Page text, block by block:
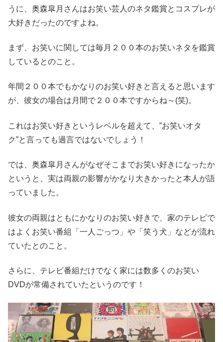
うに、奥森皐月さんはお笑い芸人のネタ鑑賞とコスプレが
大好きだったのですよね。
まず、お笑いに関しては毎月２００本のお笑いネタを鑑賞
しているとのこと。
年間２００本でもかなりのお笑い好きと言えると思います
が、彼女の場合は月間で２００本ですからね～(笑)。
これはお笑い好きというレベルを超えて、”お笑いオタ
ク”と言っても過言ではないでしょう！
では、奥森皐月さんがなぜそこまでお笑い好きになったか
というと、実は両親の影響がかなり大きかったと本人が語
っていました。
彼女の両親はともにかなりのお笑い好きで、家のテレビで
はよくお笑い番組「一人ごっつ」や「笑う犬」などが流れ
ていたとのこと。
さらに、テレビ番組だけでなく家には数多くのお笑い
DVDが常備されていたというのです！